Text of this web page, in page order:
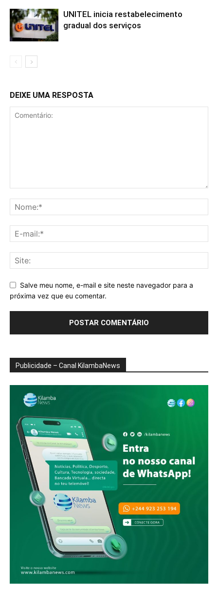
UNITEL inicia restabelecimento
gradual dos serviços
DEIXE UMA RESPOSTA
Salve meu nome, e-mail e site neste navegador para a
próxima vez que eu comentar.
Publicidade – Canal KilambaNews